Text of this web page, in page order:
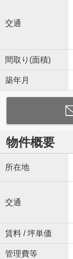
交通
間取り(面積)
築年月
物件概要
所在地
交通
賃料 / 坪単価
管理費等